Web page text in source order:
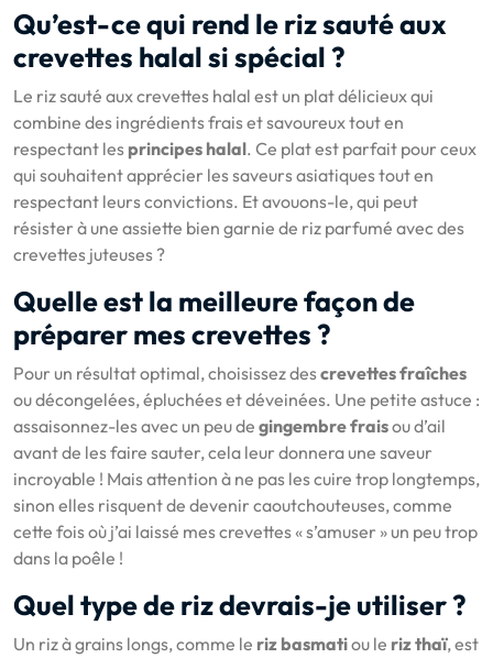
Qu’est-ce qui rend le riz sauté aux
crevettes halal si spécial ?
Le riz sauté aux crevettes halal est un plat délicieux qui
combine des ingrédients frais et savoureux tout en
respectant les principes halal. Ce plat est parfait pour ceux
qui souhaitent apprécier les saveurs asiatiques tout en
respectant leurs convictions. Et avouons-le, qui peut
résister à une assiette bien garnie de riz parfumé avec des
crevettes juteuses ?
Quelle est la meilleure façon de
préparer mes crevettes ?
Pour un résultat optimal, choisissez descrevettes fraîches
ou décongelées, épluchées et déveinées. Une petite astuce :
assaisonnez-les avec un peu de gingembre fraisou d’ail
avant de les faire sauter, cela leur donnera une saveur
incroyable ! Mais attention à ne pas les cuire trop longtemps,
sinon elles risquent de devenir caoutchouteuses, comme
cette fois où j’ai laissé mes crevettes « s’amuser » un peu trop
dans la poêle !
Quel type de riz devrais-je utiliser ?
Un riz à grains longs, comme le riz basmatiou le riz thaï, est